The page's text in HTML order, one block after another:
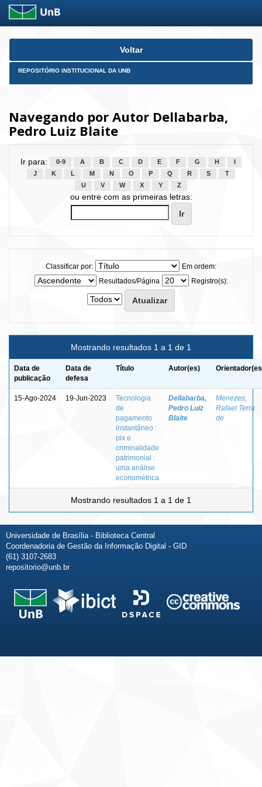
Skip
Voltar
REPOSITÓRIO INSTITUCIONAL DA UNB
Navegando por Autor Dellabarba,
Pedro Luiz Blaite
Ir para: 0-9 A B C D E F G H
J
K L M N O P Q R S
T
U
V W X Y Z
ou entre com as primeiras letras:
Classificar por:
Em ordem:
Resultados/Página
Registro(s):
Mostrando resultados 1 a 1 de 1
Data de
publicação
Data de
defesa
Título Autor(es)
15-Ago-2024 19-Jun-2023
Tecnologia
de
pagamento
instantâneo :
pix e
criminalidade
patrimonial :
uma análise
econométrica
Dellabarba,
Pedro Luiz
Blaite
Menezes,
Rafael Terra
de
Mostrando resultados 1 a 1 de 1
Universidade de Brasília - Biblioteca Central
Coordenadoria de Gestão da Informação Digital - GID
(61) 3107-2683
repositorio@unb.br